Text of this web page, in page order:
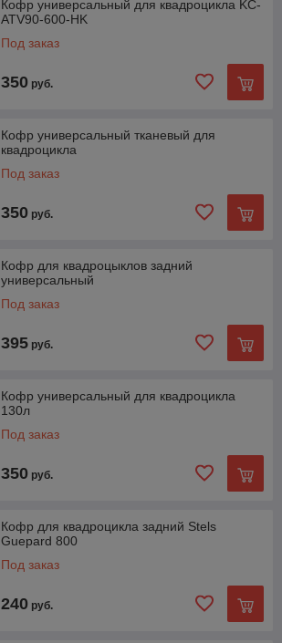
Кофр универсальный для квадроцикла KC-
ATV90-600-HK
Под заказ
350 руб.
Кофр универсальный тканевый для
квадроцикла
Под заказ
350 руб.
Кофр для квадроцыклов задний
универсальный
Под заказ
395 руб.
Кофр универсальный для квадроцикла
130л
Под заказ
350 руб.
Кофр для квадроцикла задний Stels
Guepard 800
Под заказ
240 руб.